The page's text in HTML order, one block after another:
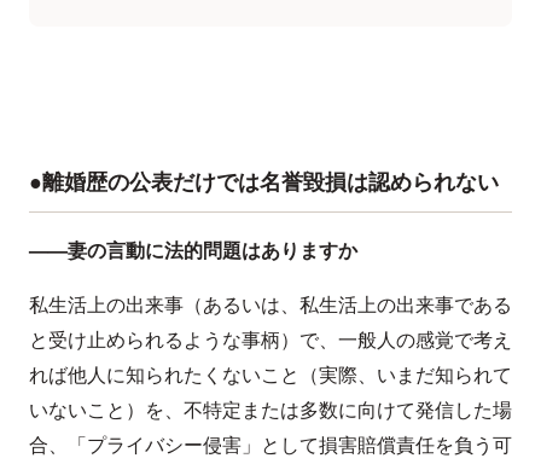
●離婚歴の公表だけでは名誉毀損は認められない
——妻の言動に法的問題はありますか
私生活上の出来事（あるいは、私生活上の出来事である
と受け止められるような事柄）で、一般人の感覚で考え
れば他人に知られたくないこと（実際、いまだ知られて
いないこと）を、不特定または多数に向けて発信した場
合、「プライバシー侵害」として損害賠償責任を負う可